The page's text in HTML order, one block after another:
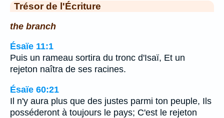
Trésor de l'Écriture
the branch
Ésaïe 11:1
Puis un rameau sortira du tronc d'Isaï, Et un
rejeton naîtra de ses racines.
Ésaïe 60:21
Il n'y aura plus que des justes parmi ton peuple, Ils
posséderont à toujours le pays; C'est le rejeton